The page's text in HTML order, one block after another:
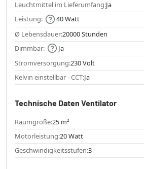
Leuchtmittel im Lieferumfang:Ja
Leistung:
40 Watt
Ø Lebensdauer:20000 Stunden
Dimmbar:
Ja
Stromversorgung:230 Volt
Kelvin einstellbar - CCT:Ja
Technische Daten Ventilator
Raumgröße:25 m²
Motorleistung:20 Watt
Geschwindigkeitsstufen:3